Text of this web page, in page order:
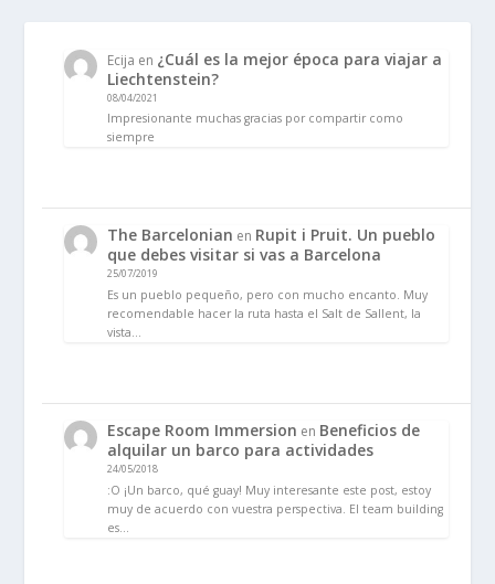
Ecija en ¿Cuál es la mejor época para viajar a
Liechtenstein?
08/04/2021
Impresionante muchas gracias por compartir como
siempre
The Barcelonian en Rupit i Pruit. Un pueblo
que debes visitar si vas a Barcelona
25/07/2019
Es un pueblo pequeño, pero con mucho encanto. Muy
recomendable hacer la ruta hasta el Salt de Sallent, la
vista…
Escape Room Immersion en Beneficios de
alquilar un barco para actividades
24/05/2018
:O ¡Un barco, qué guay! Muy interesante este post, estoy
muy de acuerdo con vuestra perspectiva. El team building
es…